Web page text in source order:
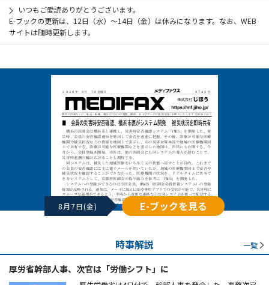
いつもご愛読ありがとうございます。
E-ブックの更新は、12日（水）～14日（金）は休みになります。なお、WEB
サイトは随時更新します。
8月7日(金) E-ブックを見る
時事解説 一覧
厚労省幹部人事、次官は「労働シフト」に